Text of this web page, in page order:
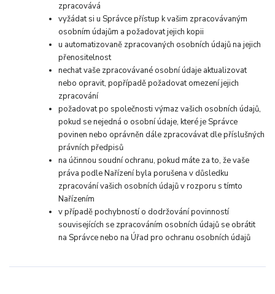
zpracovává
vyžádat si u Správce přístup k vašim zpracovávaným
osobním údajům a požadovat jejich kopii
u automatizovaně zpracovaných osobních údajů na jejich
přenositelnost
nechat vaše zpracovávané osobní údaje aktualizovat
nebo opravit, popřípadě požadovat omezení jejich
zpracování
požadovat po společnosti výmaz vašich osobních údajů,
pokud se nejedná o osobní údaje, které je Správce
povinen nebo oprávněn dále zpracovávat dle příslušných
právních předpisů
na účinnou soudní ochranu, pokud máte za to, že vaše
práva podle Nařízení byla porušena v důsledku
zpracování vašich osobních údajů v rozporu s tímto
Nařízením
v případě pochybností o dodržování povinností
souvisejících se zpracováním osobních údajů se obrátit
na Správce nebo na Úřad pro ochranu osobních údajů